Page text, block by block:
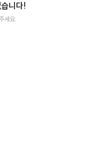
니다!
세요.